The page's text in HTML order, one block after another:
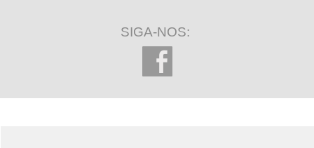
SIGA-NOS: